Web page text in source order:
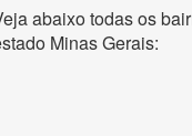
abaixo todas os
Minas Gerais: